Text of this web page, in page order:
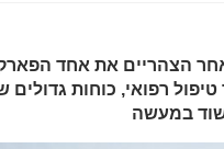
הצהריים את אחד
רפואי, כוחות גדולים
במעשה